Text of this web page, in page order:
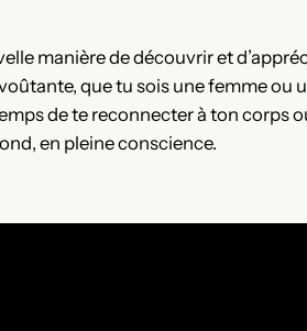
manière de découvrir et
que tu sois une femme ou
de te reconnecter à ton corps
en pleine conscience.